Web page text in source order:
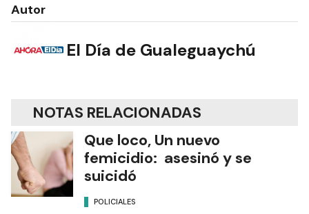
Autor
El Día de Gualeguaychú
NOTAS RELACIONADAS
Que loco, Un nuevo
femicidio: asesinó y se
suicidó
POLICIALES